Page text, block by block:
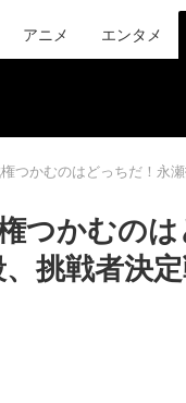
アニメ エンタメ
つかむのはどっちだ！永
つかむの
挑戦者決